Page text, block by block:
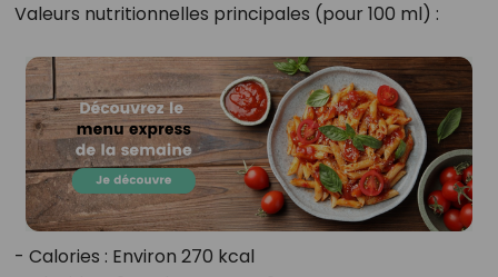
Valeurs nutritionnelles principales (pour 100 ml) :
- Calories : Environ 270 kcal